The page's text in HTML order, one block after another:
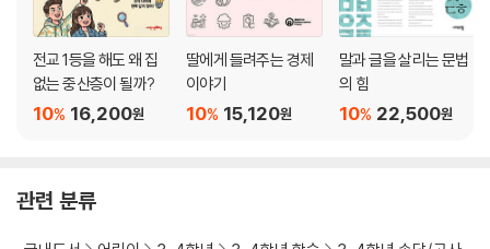
각주구검(刻舟求劍) | 교언영색(巧言令色) | 기우(杞憂) | 당랑거철
(螳螂拒轍)
부화뇌동(附和雷同) | 수주대토(守株待兎) | 자가당착(自家撞着) | 조
삼모사(朝三暮四)
전교 1등을 해도 왜 집
없는 중산층이 될까?
16,200원
10%
딸에게 들려주는 경제
이야기
15,120원
10%
말과 글을 살리는 문법
의 힘
22,500원
10%
관련 분류